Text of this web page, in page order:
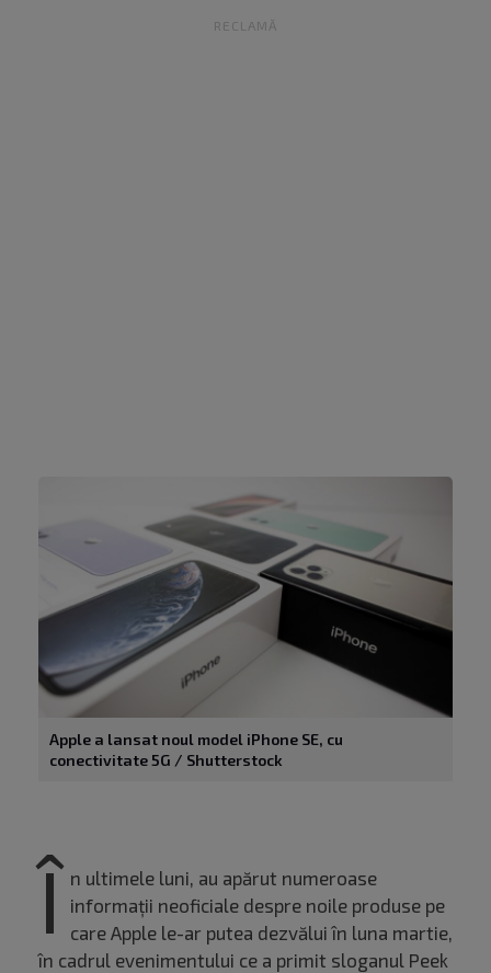
RECLAMĂ
Apple a lansat noul model iPhone SE, cu
conectivitate 5G / Shutterstock
Î n ultimele luni, au apărut numeroase
informații neoficiale despre noile produse pe
care Apple le-ar putea dezvălui în luna martie,
în cadrul evenimentului ce a primit sloganul Peek